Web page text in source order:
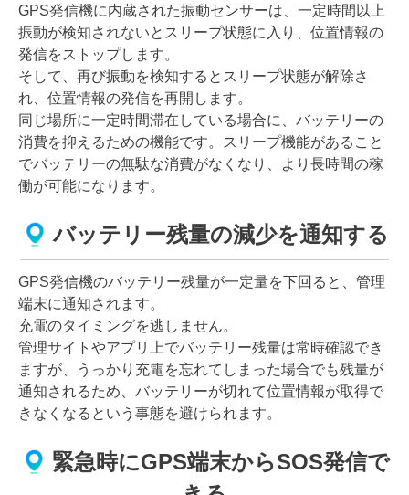
GPS発信機に内蔵された振動センサーは、一定時間以上
振動が検知されないとスリープ状態に入り、位置情報の
発信をストップします。
そして、再び振動を検知するとスリープ状態が解除さ
れ、位置情報の発信を再開します。
同じ場所に一定時間滞在している場合に、バッテリーの
消費を抑えるための機能です。スリープ機能があること
でバッテリーの無駄な消費がなくなり、より長時間の稼
働が可能になります。
バッテリー残量の減少を通知する
GPS発信機のバッテリー残量が一定量を下回ると、管理
端末に通知されます。
充電のタイミングを逃しません。
管理サイトやアプリ上でバッテリー残量は常時確認でき
ますが、うっかり充電を忘れてしまった場合でも残量が
通知されるため、バッテリーが切れて位置情報が取得で
きなくなるという事態を避けられます。
緊急時にGPS端末からSOS発信で